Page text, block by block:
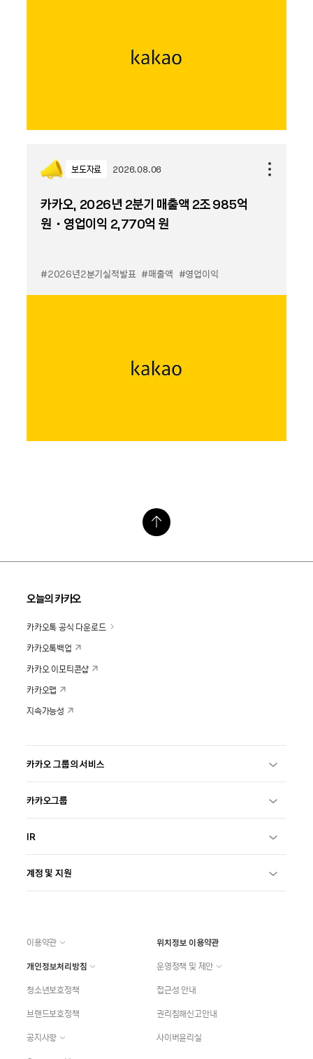
보도자료 2026.08.06
카카오, 2026년 2분기 매출액 2조 985억
원・영업이익 2,770억 원
#2026년2분기실적발표 #매출액 #영업이익
오늘의 카카오
카카오톡 공식 다운로드
카카오톡백업
카카오 이모티콘샵
카카오맵
지속가능성
카카오 그룹의 서비스
카카오그룹
IR
계정 및 지원
이용약관
위치정보 이용약관
개인정보처리방침
운영정책 및 제안
청소년보호정책
접근성 안내
브랜드보호정책
권리침해신고안내
공지사항
사이버윤리실